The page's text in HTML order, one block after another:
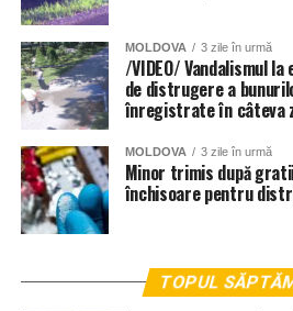
MOLDOVA 3 zile în urmă
/VIDEO/ Vandalismul la
de distrugere a
înregistrate în câteva
MOLDOVA 3 zile în urmă
Minor trimis după
închisoare pentru
TOPUL